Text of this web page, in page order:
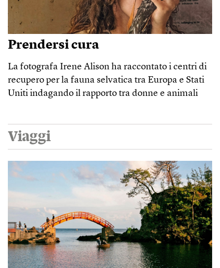
Prendersi cura
La fotografa Irene Alison ha raccontato i centri di
recupero per la fauna selvatica tra Europa e Stati
Uniti indagando il rapporto tra donne e animali
Viaggi